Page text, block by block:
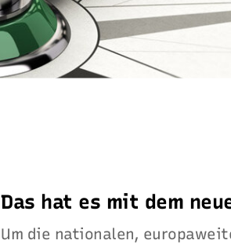
Das hat es mit dem
Um die nationalen,